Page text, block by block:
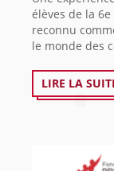
élèves de la
reconnu
le monde des
LIRE LA